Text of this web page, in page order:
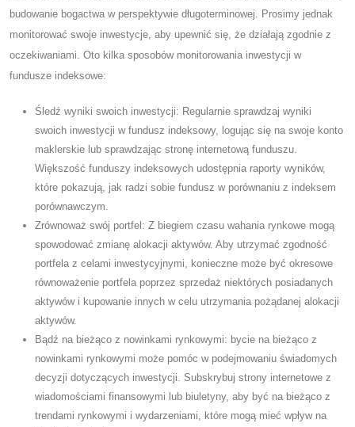
budowanie bogactwa w perspektywie długoterminowej. Prosimy jednak
monitorować swoje inwestycje, aby upewnić się, że działają zgodnie z
oczekiwaniami. Oto kilka sposobów monitorowania inwestycji w
fundusze indeksowe:
Śledź wyniki swoich inwestycji: Regularnie sprawdzaj wyniki
swoich inwestycji w fundusz indeksowy, logując się na swoje konto
maklerskie lub sprawdzając stronę internetową funduszu.
Większość funduszy indeksowych udostępnia raporty wyników,
które pokazują, jak radzi sobie fundusz w porównaniu z indeksem
porównawczym.
Zrównoważ swój portfel: Z biegiem czasu wahania rynkowe mogą
spowodować zmianę alokacji aktywów. Aby utrzymać zgodność
portfela z celami inwestycyjnymi, konieczne może być okresowe
równoważenie portfela poprzez sprzedaż niektórych posiadanych
aktywów i kupowanie innych w celu utrzymania pożądanej alokacji
aktywów.
Bądź na bieżąco z nowinkami rynkowymi: bycie na bieżąco z
nowinkami rynkowymi może pomóc w podejmowaniu świadomych
decyzji dotyczących inwestycji. Subskrybuj strony internetowe z
wiadomościami finansowymi lub biuletyny, aby być na bieżąco z
trendami rynkowymi i wydarzeniami, które mogą mieć wpływ na